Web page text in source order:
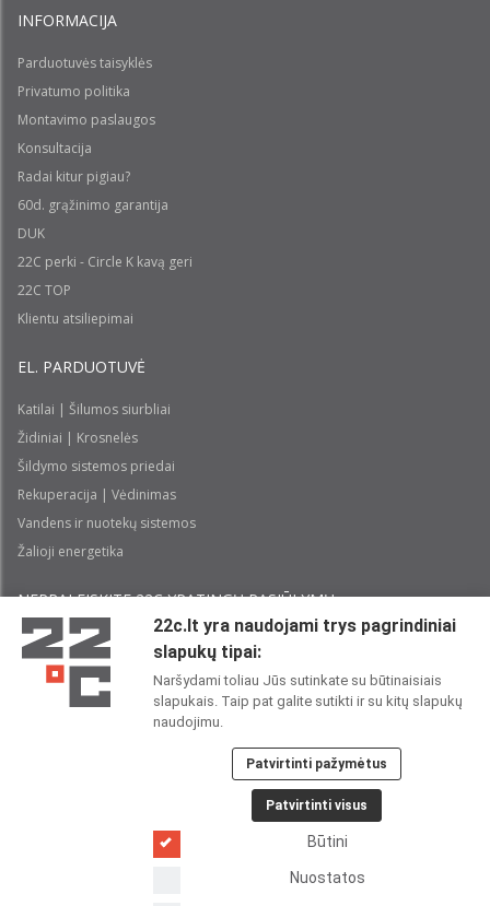
INFORMACIJA
Parduotuvės taisyklės
Privatumo politika
Montavimo paslaugos
Konsultacija
Radai kitur pigiau?
60d. grąžinimo garantija
DUK
22C perki - Circle K kavą geri
22C TOP
Klientu atsiliepimai
EL. PARDUOTUVĖ
Katilai | Šilumos siurbliai
Židiniai | Krosnelės
Šildymo sistemos priedai
Rekuperacija | Vėdinimas
Vandens ir nuotekų sistemos
Žalioji energetika
NEPRALEISKITE 22С YPATINGŲ PASIŪLYMŲ:
Perskaičiau ir sutinku su 22CPrivatumo politika
22C SOCIALINIUOSE TINKLUOSE:
22c.lt yra naudojami trys pagrindiniai
slapukų tipai:
Naršydami toliau Jūs sutinkate su būtinaisiais
slapukais. Taip pat galite sutikti ir su kitų slapukų
naudojimu.
Patvirtinti pažymėtus
Patvirtinti visus
Būtini
Nuostatos